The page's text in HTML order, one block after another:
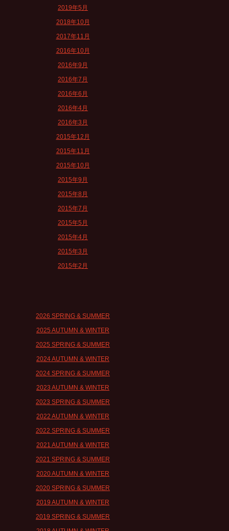
2019年5月
2018年10月
2017年11月
2016年10月
2016年9月
2016年7月
2016年6月
2016年4月
2016年3月
2015年12月
2015年11月
2015年10月
2015年9月
2015年8月
2015年7月
2015年5月
2015年4月
2015年3月
2015年2月
2026 SPRING & SUMMER
2025 AUTUMN & WINTER
2025 SPRING & SUMMER
2024 AUTUMN & WINTER
2024 SPRING & SUMMER
2023 AUTUMN & WINTER
2023 SPRING & SUMMER
2022 AUTUMN & WINTER
2022 SPRING & SUMMER
2021 AUTUMN & WINTER
2021 SPRING & SUMMER
2020 AUTUMN & WINTER
2020 SPRING & SUMMER
2019 AUTUMN & WINTER
2019 SPRING & SUMMER